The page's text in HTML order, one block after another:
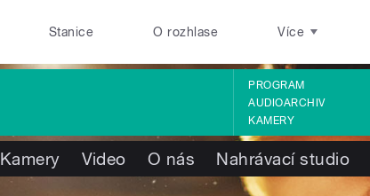
Stanice O rozhlase Více
PROGRAM
AUDIOARCHIV
KAMERY
Kamery Video O nás Nahrávací studio